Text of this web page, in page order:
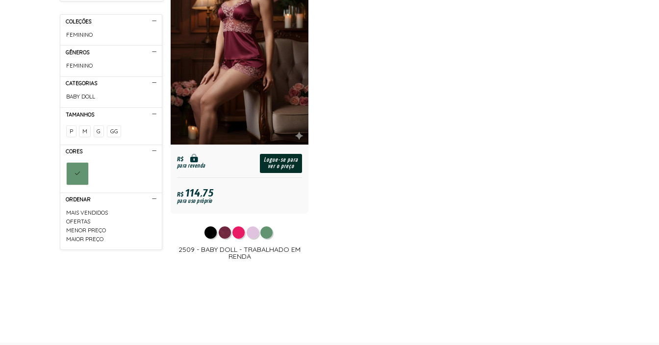
COLEÇÕES
FEMININO
GÊNEROS
FEMININO
CATEGORIAS
BABY DOLL
TAMANHOS
P M G GG
CORES
ORDENAR
MAIS VENDIDOS
OFERTAS
MENOR PREÇO
MAIOR PREÇO
R$
para revenda
Logue-se para
ver o preço
R$114,75
para uso próprio
2509 - BABY DOLL - TRABALHADO EM
RENDA